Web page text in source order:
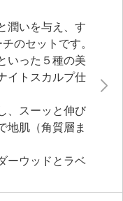
潤いを与え、す
のセットです。
いった５種の美
イトスカルプ仕
、スーッと伸び
地肌（角質層ま
ーウッドとラベ
的に、アロマ調